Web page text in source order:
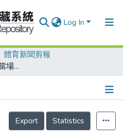
Log In
體育新聞剪報
角力鮮事 日女將拿銀 當場伏地挺身/靶場怪風 大雄射銅自認不好/馬術銀了 17歲雙胞胎姐妹縱?馬場 妹奪銀姐第四/兩岸女壘金誘人 全壘打贏日大陸賞1萬美金 中華隊只要獲銅 90萬入袋/中國跨欄王 劉翔破亞運 我女子400接力跑進46秒 拜泰國犯規之賜意外掛銅
Details
Export
Statistics